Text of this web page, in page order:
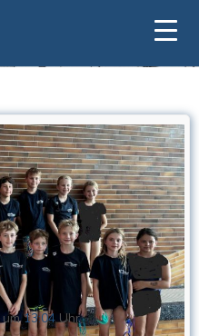
um 13:04 Uhr